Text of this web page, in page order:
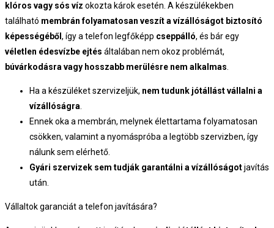
klóros vagy sós víz okozta károk esetén. A készülékekben
található membrán folyamatosan veszít a vízállóságot biztosító
képességéből , így a telefon legfőképp cseppálló, és bár egy
véletlen édesvízbe ejtés általában nem okoz problémát,
búvárkodásra vagy hosszabb merülésre nem alkalmas.
Ha a készüléket szervizeljük, nem tudunk jótállást vállalni a
vízállóságra.
Ennek oka a membrán, melynek élettartama folyamatosan
csökken, valamint a nyomáspróba a legtöbb szervizben, így
nálunk sem elérhető.
Gyári szervizek sem tudják garantálni a vízállóságotjavítás
után.
Vállaltok garanciát a telefon javítására?